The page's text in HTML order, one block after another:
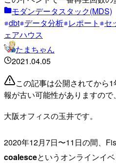
モダンデータスタック(MDS)
dbt データ分析 レポート セ
ェアハウス
たまちゃん
2021.04.05
この記事は公開されてから
報が古い可能性がありますので
大阪オフィスの玉井です。
2020年12月7日〜11日の間、
coalesceというオンラインイ